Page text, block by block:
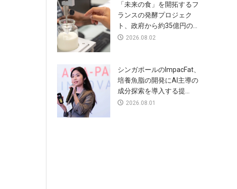
「未来の食」を開拓するフ
ランスの発酵プロジェク
ト、政府から約35億円の...
2026.08.02
シンガポールのImpacFat、
培養魚脂の開発にAI主導の
成分探索を導入する提...
2026.08.01